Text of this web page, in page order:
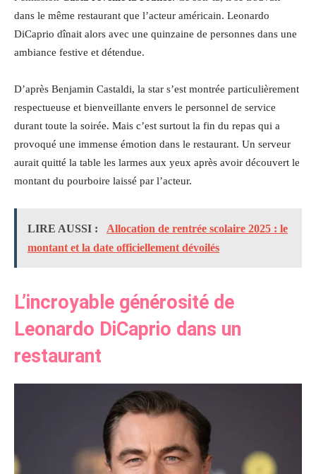
dans le même restaurant que l’acteur américain. Leonardo
DiCaprio dînait alors avec une quinzaine de personnes dans une
ambiance festive et détendue.
D’après Benjamin Castaldi, la star s’est montrée particulièrement
respectueuse et bienveillante envers le personnel de service
durant toute la soirée. Mais c’est surtout la fin du repas qui a
provoqué une immense émotion dans le restaurant. Un serveur
aurait quitté la table les larmes aux yeux après avoir découvert le
montant du pourboire laissé par l’acteur.
LIRE AUSSI :
Allocation de rentrée scolaire 2025 : le
montant et la date officiellement dévoilés
L’incroyable générosité de
Leonardo DiCaprio dans un
restaurant